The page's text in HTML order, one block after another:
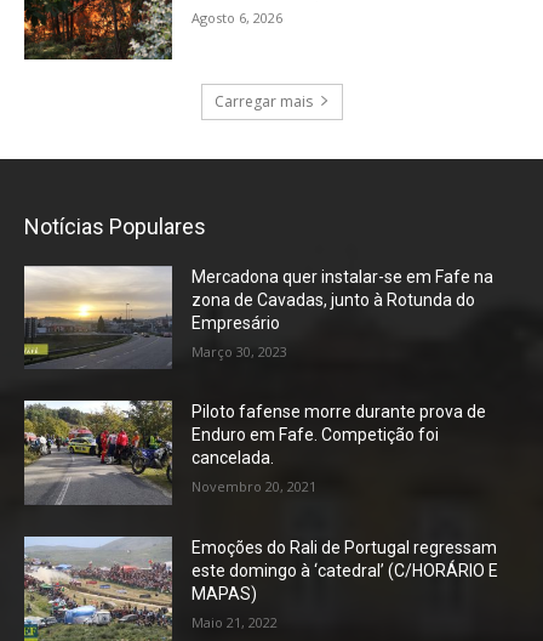
Agosto 6, 2026
Carregar mais
Notícias Populares
Mercadona quer instalar-se em Fafe na
zona de Cavadas, junto à Rotunda do
Empresário
Março 30, 2023
Piloto fafense morre durante prova de
Enduro em Fafe. Competição foi
cancelada.
Novembro 20, 2021
Emoções do Rali de Portugal regressam
este domingo à ‘catedral’ (C/HORÁRIO E
MAPAS)
Maio 21, 2022